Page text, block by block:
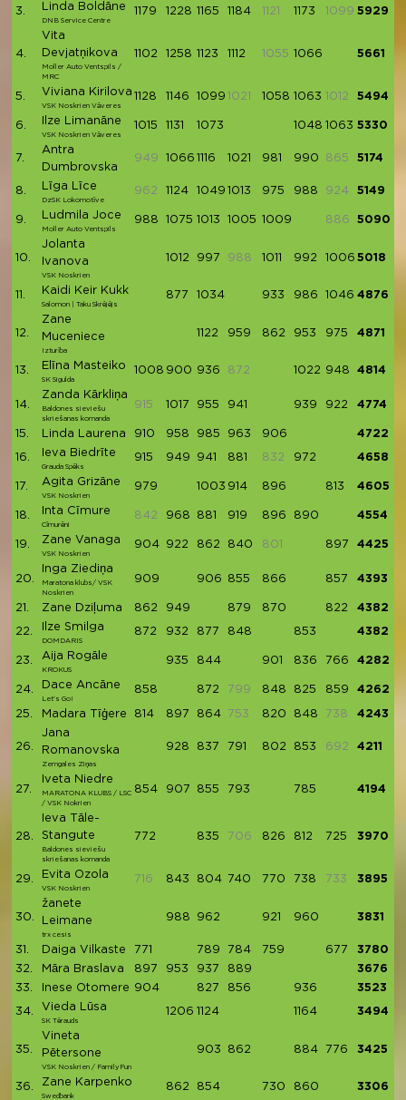
3. Linda Boldāne
DNB Service Centre
1179 1228 1165 1184 1121 1173 1099 5929
4.
Vita
Devjatņikova
Moller Auto Ventspils /
MRC
1102 1258 1123 1112 1055 1066 5661
5. Viviana Kirilova
VSK Noskrien Vāveres
1128 1146 1099 1021 1058 1063 1012 5494
6. Ilze Limanāne
VSK Noskrien Vāveres
1015 1131 1073 1048 1063 5330
7.
Antra
Dumbrovska
949 1066 1116 1021 981 990 865 5174
8. Līga Līce
DzSK Lokomotīve
962 1124 1049 1013 975 988 924 5149
9. Ludmila Joce
Moller Auto Ventspils
988 1075 1013 1005 1009 886 5090
10.
Jolanta
Ivanova
VSK Noskrien
1012 997 988 1011 992 1006 5018
11. Kaidi Keir Kukk
Salomon | Taku Skrējējs
877 1034 933 986 1046 4876
12.
Zane
Muceniece
Izturība
1122 959 862 953 975 4871
13. Elīna Masteiko
SK Sigulda
1008 900 936 872 1022 948 4814
14.
Zanda Kārkliņa
Baldones sieviešu
skriešanas komanda
915 1017 955 941 939 922 4774
15. Linda Laurena 910 958 985 963 906 4722
16. Ieva Biedrīte
Grauda Spēks
915 949 941 881 832 972 4658
17. Agita Grizāne
VSK Noskrien
979 1003 914 896 813 4605
18. Inta Cīmure
Cīmurēni
842 968 881 919 896 890 4554
19. Zane Vanaga
VSK Noskrien
904 922 862 840 801 897 4425
20.
Inga Ziediņa
Maratona klubs/ VSK
Noskrien
909 906 855 866 857 4393
21. Zane Dziļuma 862 949 879 870 822 4382
22. Ilze Smilga
DOMDARIS
872 932 877 848 853 4382
23. Aija Rogāle
KROKUS
935 844 901 836 766 4282
24. Dace Ancāne
Let's Go!
858 872 799 848 825 859 4262
25. Madara Tīģere 814 897 864 753 820 848 738 4243
26.
Jana
Romanovska
Zemgales Ziņas
928 837 791 802 853 692 4211
27.
Iveta Niedre
MARATONA KLUBS / LSC
/ VSK Nokrien
854 907 855 793 785 4194
28.
Ieva Tāle-
Stangute
Baldones sieviešu
skriešanas komanda
772 835 706 826 812 725 3970
29. Evita Ozola
VSK Noskrien
716 843 804 740 770 738 733 3895
30.
žanete
Leimane
trx cesis
988 962 921 960 3831
31. Daiga Vilkaste 771 789 784 759 677
3780
32.
Māra Braslava 897 953 937 889
3676
33.
Inese Otomere 904 827 856 936 3523
34. Vieda Lūsa
SK Tērauds
1206 1124 1164 3494
35.
Vineta
Pētersone
VSK Noskrien / FamilyFun
903 862 884 776 3425
36. Zane Karpenko
Swedbank
862 854 730 860 3306